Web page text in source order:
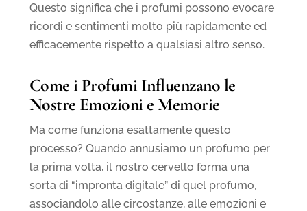
Questo significa che i profumi possono evocare
ricordi e sentimenti molto più rapidamente ed
efficacemente rispetto a qualsiasi altro senso.
Come i Profumi Influenzano le
Nostre Emozioni e Memorie
Ma come funziona esattamente questo
processo? Quando annusiamo un profumo per
la prima volta, il nostro cervello forma una
sorta di “impronta digitale” di quel profumo,
associandolo alle circostanze, alle emozioni e